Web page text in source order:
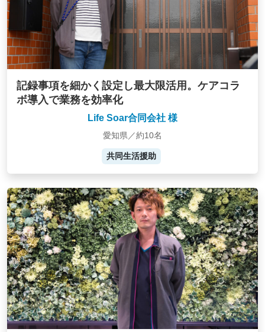
記録事項を細かく設定し最大限活用。ケアコラ
ボ導入で業務を効率化
Life Soar合同会社 様
愛知県／約10名
共同生活援助